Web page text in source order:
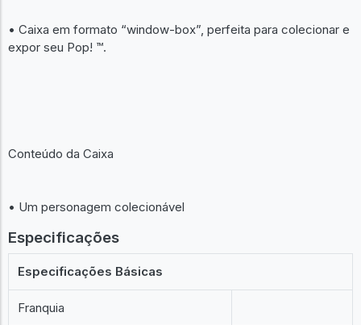
• Caixa em formato “window-box”, perfeita para colecionar e
expor seu Pop! ™.
Conteúdo da Caixa
• Um personagem colecionável
Especificações
Especificações Básicas
Franquia